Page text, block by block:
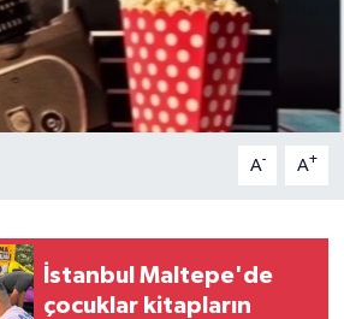
A- A+
İstanbul Maltepe'de
çocuklar kitapların